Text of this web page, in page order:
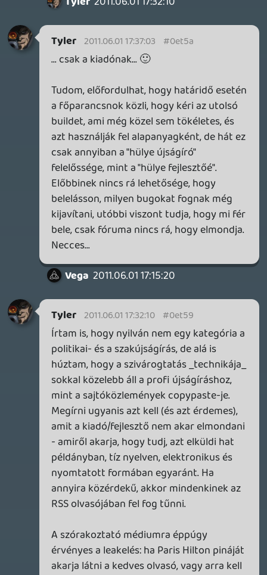
Tyler 2011.06.01 15:10:11
Tyler 2011.06.01 16:38:28 #0et55
Ami a "profi újságírást" illeti:
játékújságírásban hogy működik a
"hivatalos szivárogtatás", amit ezúton
nevezzünk ütemtervnek. Jó pár héttel
(hónappal? már nem emlékszem) ezelőtt
kiment (kijött) a Namco press anyaga a
Soul Calibur V-ről, részletezve, hogy mit
mikor fognak bejelenteni, mikor jön ez a
trailer, az a szereplő-bemutatás, és aki
előzőleg pofázni szeretne róla, az
legközelebb majd jól nem kap ilyet,
súlyosbított esetben pedig seggbe is lesz
rúgva. A játéksajtó olyan szempontból
érdekes zárvány, hogy nem lehet egy
rendes kipicsázós interjút összehozni egy
politikai újságírásban a miniszterekkel), a
"profi" címke pedig olyanoknak jár, akik
megállapodásokhoz, nem szegik meg az
embargó-dátumokat, és cserébe kapnak
exkluzív infót, tesztpéldányt, interjú-
lehetőséget, meghívásokat, satöbbi.
Videojáték-újságírásban ezt nevezik
profizmusnak, a szeriőz újságírásban
viszont seggnyalós szervilizmusnak.
Képzeld el ezt politikai újságírásra
vonatkoztatva: ha az MSZP vagy a Jobbik
sajtóközleményeiből kéne újságot
összerakni, minimálisan sem sértő
magánvéleményekkel megspékelve, abból
egy olyan okádék képződmény jönne létre,
hogy a tájékozódásra vágyó jóérzésű
olvasó legfeljebb a sarkánál csippentené
meg a lapot, hogy a szemétbe dobja.
Amit a Kotaku csinált a Modern Warfare 3-
öngyilkosság volt, gyakorlatilag
szétcseszték a saját pünkösdi
királyságukat. A nagy semmiért. Illetve
dehogy a semmiért! Valószínűleg a